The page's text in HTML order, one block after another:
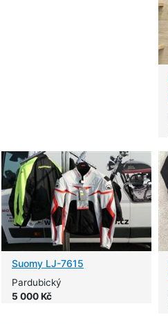
Suomy LJ-7615
Pardubický
5 000 Kč